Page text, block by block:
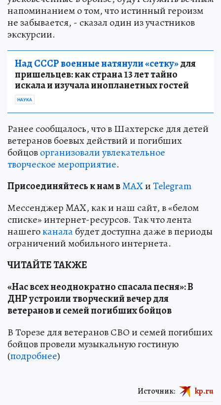
напоминанием о том, что истинный героизм
не забывается, - сказал один из участников
экскурсии.
Над СССР военные натянули «сетку»для
пришельцев: как страна 13 лет тайно
искала и изучала инопланетных гостей
НАУКА
Ранее сообщалось, что в Шахтерске для детей
ветеранов боевых действий и погибших
бойцоворганизовали увлекательное
творческое мероприятие.
Присоединяйтесь к нам вMAXиTelegram
Мессенджер MAX, как и наш сайт, в «белом
списке» интернет-ресурсов. Так что лента
нашегоканалабудет доступна даже в периоды
ограничений мобильного интернета.
ЧИТАЙТЕ ТАКЖЕ
«Нас всех неоднократно спасала песня»: В
ДНР устроили творческий вечер для
ветеранов и семей погибших бойцов
В Торезе для ветеранов СВО и семей погибших
бойцов провели музыкальную гостиную
(подробнее)
Источник: kp.ru